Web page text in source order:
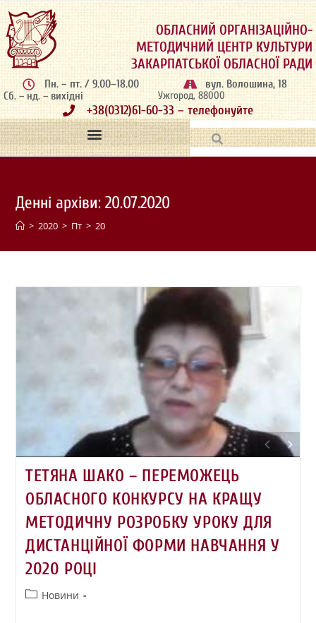
ОБЛАСНИЙ ОРГАНІЗАЦІЙНО-
МЕТОДИЧНИЙ ЦЕНТР КУЛЬТУРИ
ЗАКАРПАТСЬКОЇ ОБЛАСНОЇ РАДИ
Пн. – пт. / 9.00–18.00
Сб. – нд. – вихідні
вул. Волошина, 18
Ужгород, 88000
+38(0312)61-60-33 – телефонуйте
Денні архіви: 20.07.2020
> 2020 > Пт > 20
ТЕТЯНА ШАКО – ПЕРЕМОЖЕЦЬ
ОБЛАСНОГО КОНКУРСУ НА КРАЩУ
МЕТОДИЧНУ РОЗРОБКУ УРОКУ ДЛЯ
ДИСТАНЦІЙНОЇ ФОРМИ НАВЧАННЯ У
2020 РОЦІ
Новини